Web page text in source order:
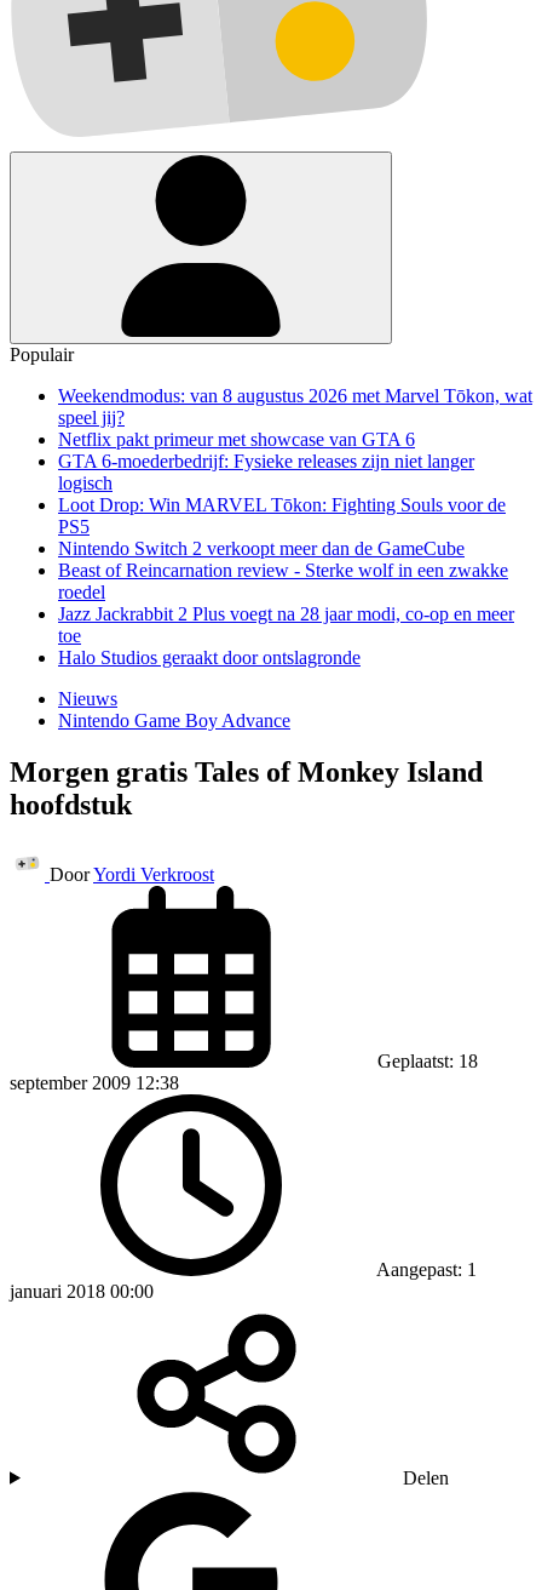
Populair
Weekendmodus: van 8 augustus 2026 met Marvel Tōkon, wat
speel jij?
Netflix pakt primeur met showcase van GTA 6
GTA 6-moederbedrijf: Fysieke releases zijn niet langer
logisch
Loot Drop: Win MARVEL Tōkon: Fighting Souls voor de
PS5
Nintendo Switch 2 verkoopt meer dan de GameCube
Beast of Reincarnation review - Sterke wolf in een zwakke
roedel
Jazz Jackrabbit 2 Plus voegt na 28 jaar modi, co-op en meer
toe
Halo Studios geraakt door ontslagronde
Nieuws
Nintendo Game Boy Advance
Morgen gratis Tales of Monkey Island
hoofdstuk
DoorYordi Verkroost
Geplaatst: 18
september 2009 12:38
Aangepast: 1
januari 2018 00:00
Delen